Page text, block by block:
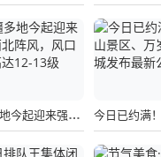
新疆多地今起迎来强烈西北阵风，风口风力高达12-13级